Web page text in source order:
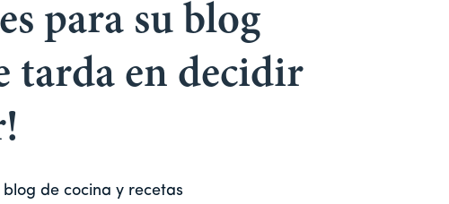
para su blog
tarda en decidir
de cocina y recetas